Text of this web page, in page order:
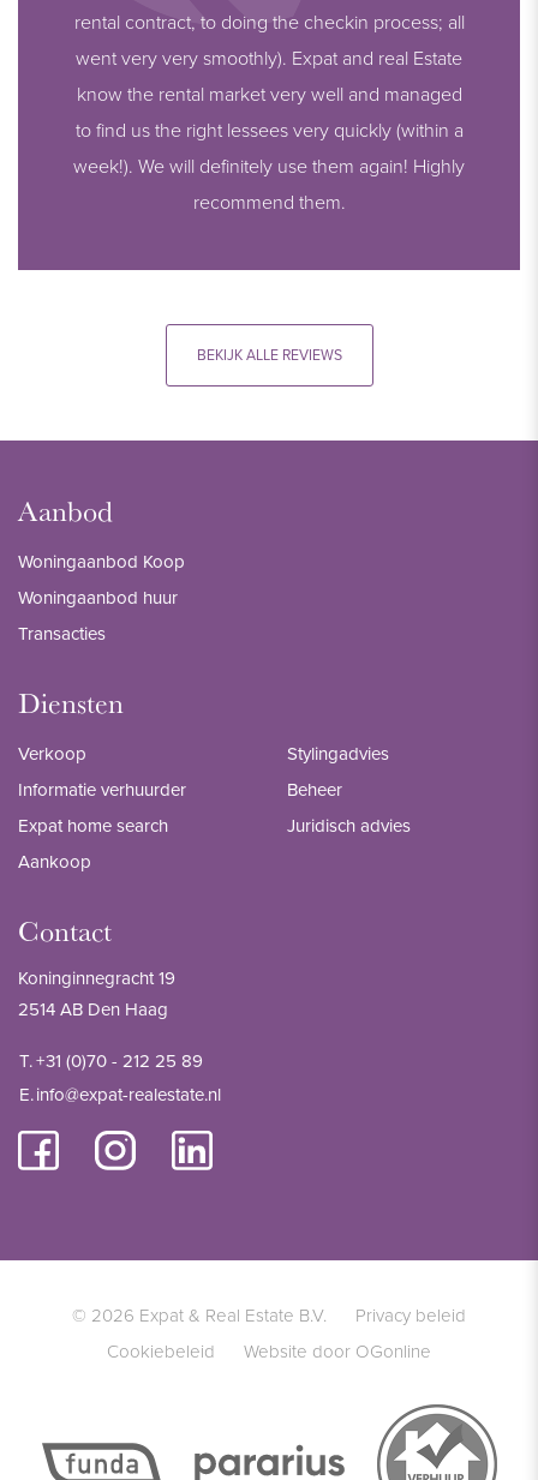
rental contract, to doing the checkin process; all
went very very smoothly). Expat and real Estate
know the rental market very well and managed
to find us the right lessees very quickly (within a
week!). We will definitely use them again! Highly
recommend them.
BEKIJK ALLE REVIEWS
Aanbod
Woningaanbod Koop
Woningaanbod huur
Transacties
Diensten
Verkoop
Informatie verhuurder
Expat home search
Aankoop
Stylingadvies
Beheer
Juridisch advies
Contact
Koninginnegracht 19
2514 AB Den Haag
T.+31 (0)70 - 212 25 89
E.info@expat-realestate.nl
© 2026 Expat & Real Estate B.V.
Privacy beleid
Cookiebeleid
Website door OGonline